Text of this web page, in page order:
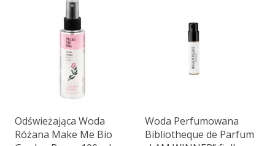
Odświeżająca Woda
Różana Make Me Bio
Woda Perfumowana
Bibliotheque de Parfum